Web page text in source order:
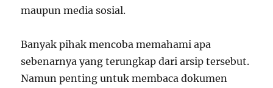
maupun media sosial.
Banyak pihak mencoba memahami apa
sebenarnya yang terungkap dari arsip tersebut.
Namun penting untuk membaca dokumen